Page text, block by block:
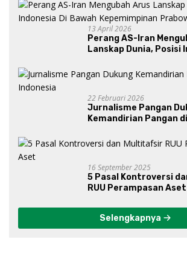
13 April 2026
Perang AS-Iran
Lanskap Dunia, Posisi
Gibran?
22 Februari 2026
Jurnalisme Pangan
Kemandirian Pangan
16 September 2025
5 Pasal Kontroversi
RUU Perampasan Aset
Selengkapnya